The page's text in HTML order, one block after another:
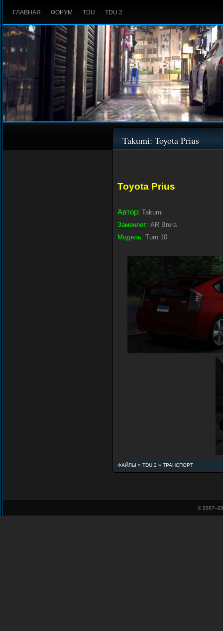
ГЛАВНАЯ ФОРУМ TDU TDU 2
Takumi: Toyota Prius
Toyota Prius
Автор: Takumi
Заменяет: AR Brera
Модель: Turn 10
ФАЙЛЫ » TDU 2 » ТРАНСПОРТ
© 2007–